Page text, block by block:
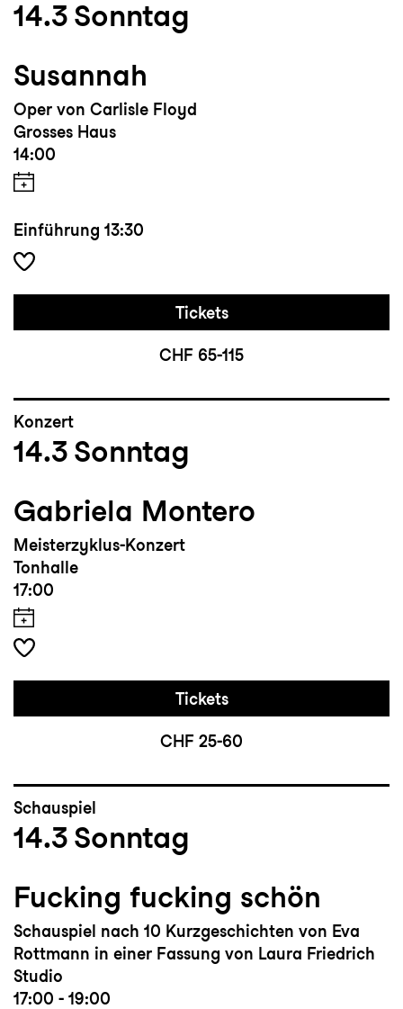
14.3 Sonntag
Susannah
Oper von Carlisle Floyd
Grosses Haus
14:00
Einführung 13:30
Tickets
CHF 65-115
Konzert
14.3 Sonntag
Gabriela Montero
Meisterzyklus-Konzert
Tonhalle
17:00
Tickets
CHF 25-60
Schauspiel
14.3 Sonntag
Fucking fucking schön
Schauspiel nach 10 Kurzgeschichten von Eva
Rottmann in einer Fassung von Laura Friedrich
Studio
17:00 - 19:00